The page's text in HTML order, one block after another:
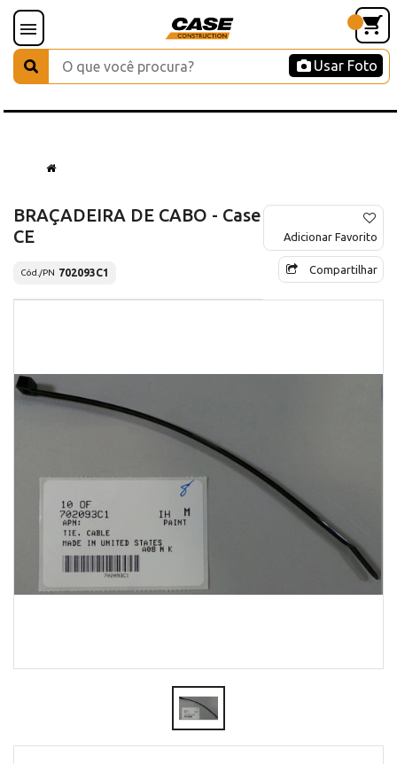
Usar Foto
BRAÇADEIRA DE CABO - Case
CE
Cód./PN 702093C1
Adicionar Favorito
Compartilhar